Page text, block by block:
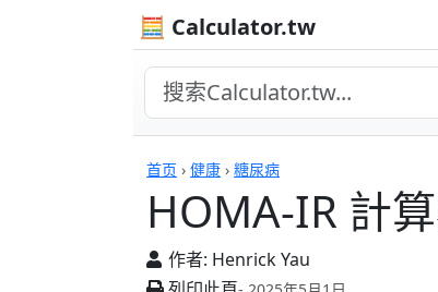
🧮 Calculator.tw
首页 › 健康 › 糖尿病
HOMA-IR 計
作者: Henrick Yau
計算機